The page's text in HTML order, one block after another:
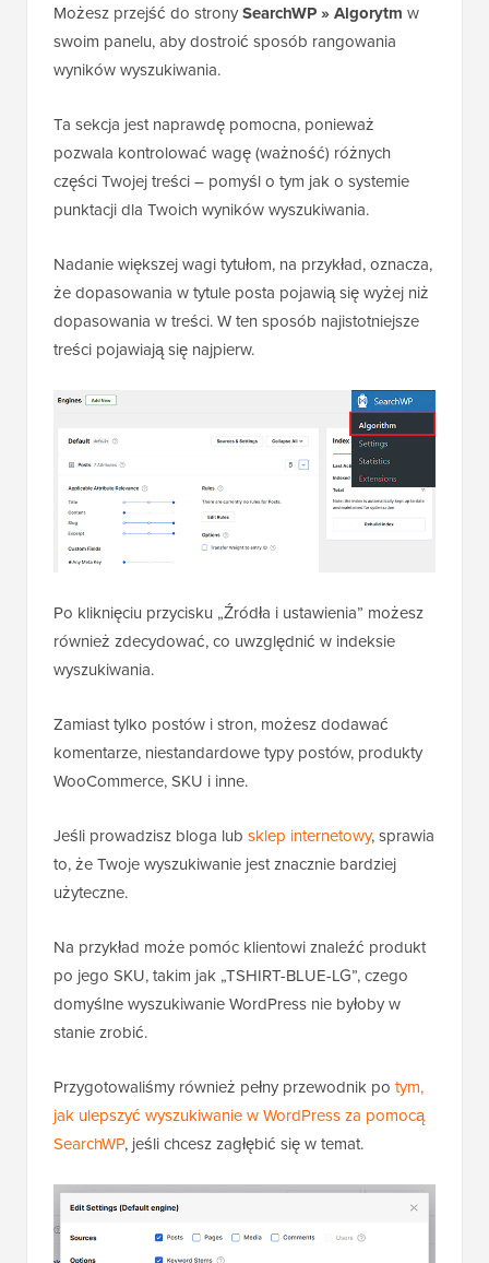
Możesz przejść do stronySearchWP » Algorytm w
swoim panelu, aby dostroić sposób rangowania
wyników wyszukiwania.
Ta sekcja jest naprawdę pomocna, ponieważ
pozwala kontrolować wagę (ważność) różnych
części Twojej treści – pomyśl o tym jak o systemie
punktacji dla Twoich wyników wyszukiwania.
Nadanie większej wagi tytułom, na przykład, oznacza,
że dopasowania w tytule posta pojawią się wyżej niż
dopasowania w treści. W ten sposób najistotniejsze
treści pojawiają się najpierw.
Po kliknięciu przycisku „Źródła i ustawienia” możesz
również zdecydować, co uwzględnić w indeksie
wyszukiwania.
Zamiast tylko postów i stron, możesz dodawać
komentarze, niestandardowe typy postów, produkty
WooCommerce, SKU i inne.
Jeśli prowadzisz bloga lub sklep internetowy, sprawia
to, że Twoje wyszukiwanie jest znacznie bardziej
użyteczne.
Na przykład może pomóc klientowi znaleźć produkt
po jego SKU, takim jak „TSHIRT-BLUE-LG”, czego
domyślne wyszukiwanie WordPress nie byłoby w
stanie zrobić.
Przygotowaliśmy również pełny przewodnik po tym,
jak ulepszyć wyszukiwanie w WordPress za pomocą
SearchWP, jeśli chcesz zagłębić się w temat.